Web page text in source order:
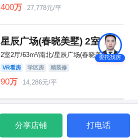
400万 27,778元/平
星辰广场(春晓美墅) 2室2厅
2室2厅/63m²/南北/星辰广场(春晓美墅)
VR看房 学区房 精装修
90万 14,286元/平
分享店铺 打电话
委托找房